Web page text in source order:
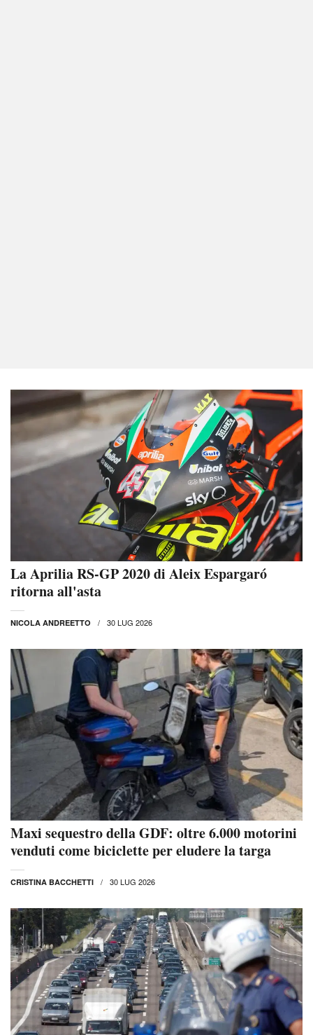
La Aprilia RS-GP 2020 di Aleix Espargaró
ritorna all'asta
NICOLA ANDREETTO 30 LUG 2026
Maxi sequestro della GDF: oltre 6.000 motorini
venduti come biciclette per eludere la targa
CRISTINA BACCHETTI 30 LUG 2026